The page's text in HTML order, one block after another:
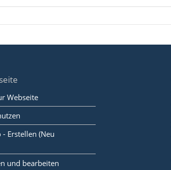
Webseite
Erstellen (Neu
und bearbeiten